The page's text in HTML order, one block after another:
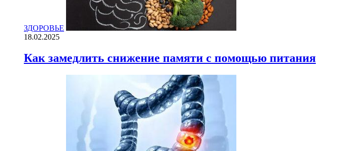
ЗДОРОВЬЕ
18.02.2025
Как замедлить снижение памяти с помощью питания